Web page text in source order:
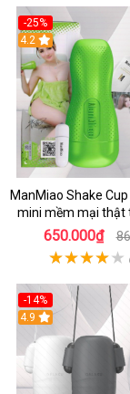
-25%
4.2
ManMiao Shake
mini mềm mại thật
cao cấp
650.000₫
-14%
4.9